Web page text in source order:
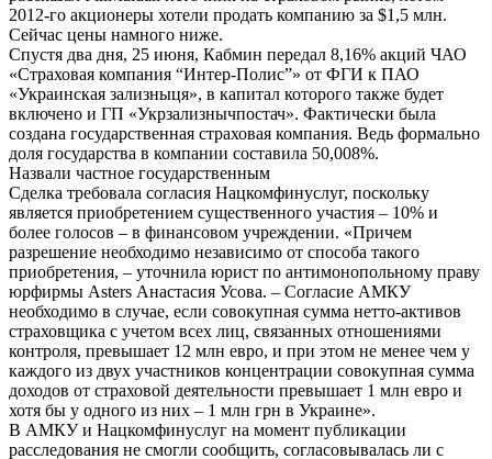
2012-го акционеры хотели продать компанию за $1,5 млн.
Сейчас цены намного ниже.
Спустя два дня, 25 июня, Кабмин передал 8,16% акций ЧАО
«Страховая компания “Интер-Полис”» от ФГИ к ПАО
«Украинская зализныця», в капитал которого также будет
включено и ГП «Укрзализнычпостач». Фактически была
создана государственная страховая компания. Ведь формально
доля государства в компании составила 50,008%.
Назвали частное государственным
Сделка требовала согласия Нацкомфинуслуг, поскольку
является приобретением существенного участия – 10% и
более голосов – в финансовом учреждении. «Причем
разрешение необходимо независимо от способа такого
приобретения, – уточнила юрист по антимонопольному праву
юрфирмы Asters Анастасия Усова. – Согласие АМКУ
необходимо в случае, если совокупная сумма нетто-активов
страховщика с учетом всех лиц, связанных отношениями
контроля, превышает 12 млн евро, и при этом не менее чем у
каждого из двух участников концентрации совокупная сумма
доходов от страховой деятельности превышает 1 млн евро и
хотя бы у одного из них – 1 млн грн в Украине».
В АМКУ и Нацкомфинуслуг на момент публикации
расследования не смогли сообщить, согласовывалась ли с